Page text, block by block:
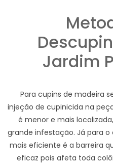
Jardim
Para cupins de madeira
injeção de cupinicida na
é menor e mais
grande infestação. Já para
mais eficiente é a barreira
eficaz pois afeta toda